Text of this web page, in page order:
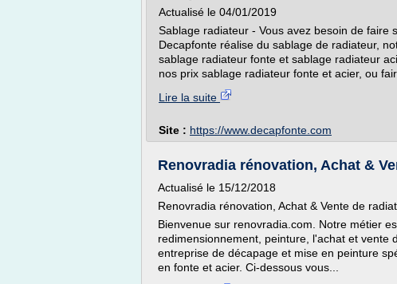
Actualisé le 04/01/2019
Sablage radiateur - Vous avez besoin de faire
Decapfonte réalise du sablage de radiateur,
sablage radiateur fonte et sablage radiateur
nos prix sablage radiateur fonte et acier, ou
Lire la suite
Site : https://www.decapfonte.com
Renovradia rénovation, Achat &
Actualisé le 15/12/2018
Renovradia rénovation, Achat & Vente de
Bienvenue sur renovradia.com. Notre métier
redimensionnement, peinture, l'achat et vente
entreprise de décapage et mise en peinture
en fonte et acier. Ci-dessous vous...